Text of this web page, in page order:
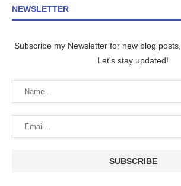
NEWSLETTER
Subscribe my Newsletter for new blog
Let's stay updated!